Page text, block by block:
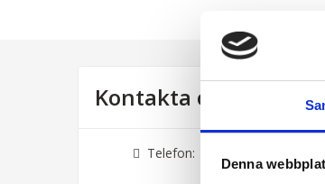
Denna
Kontakta oss
Telefon: